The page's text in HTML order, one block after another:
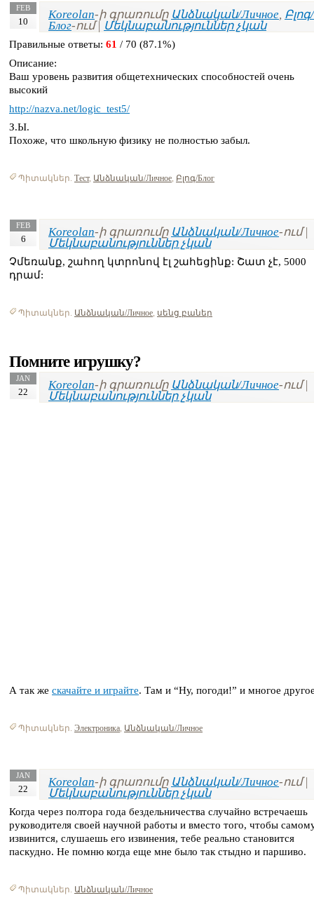
FEB
10
Koreolan-ի գրառումը Անձնական/Личное, Բլոգ/
Блог-ում | Մեկնաբանություններ չկան
Правильные ответы: 61 / 70 (87.1%)
Описание:
Ваш уровень развития общетехнических способностей очень
высокий
http://nazva.net/logic_test5/
З.Ы.
Похоже, что школьную физику не полностью забыл.
Պիտակներ. Тест, Անձնական/Личное, Բլոգ/Блог
FEB
6
Koreolan-ի գրառումը Անձնական/Личное-ում |
Մեկնաբանություններ չկան
Չմեռանք, շահող կտրոնով էլ շահեցինք: Շատ չէ, 5000
դրամ:
Պիտակներ. Անձնական/Личное, սենց բաներ
Помните игрушку?
JAN
22
Koreolan-ի գրառումը Անձնական/Личное-ում |
Մեկնաբանություններ չկան
А так же скачайте и играйте. Там и “Ну, погоди!” и многое
Պիտակներ. Электроника, Անձնական/Личное
JAN
22
Koreolan-ի գրառումը Անձնական/Личное-ում |
Մեկնաբանություններ չկան
Когда через полтора года бездельничества случайно встречаешь
руководителя своей научной работы и вместо того, чтобы
извинится, слушаешь его извинения, тебе реально становится
паскудно. Не помню когда еще мне было так стыдно и паршиво.
Պիտակներ. Անձնական/Личное